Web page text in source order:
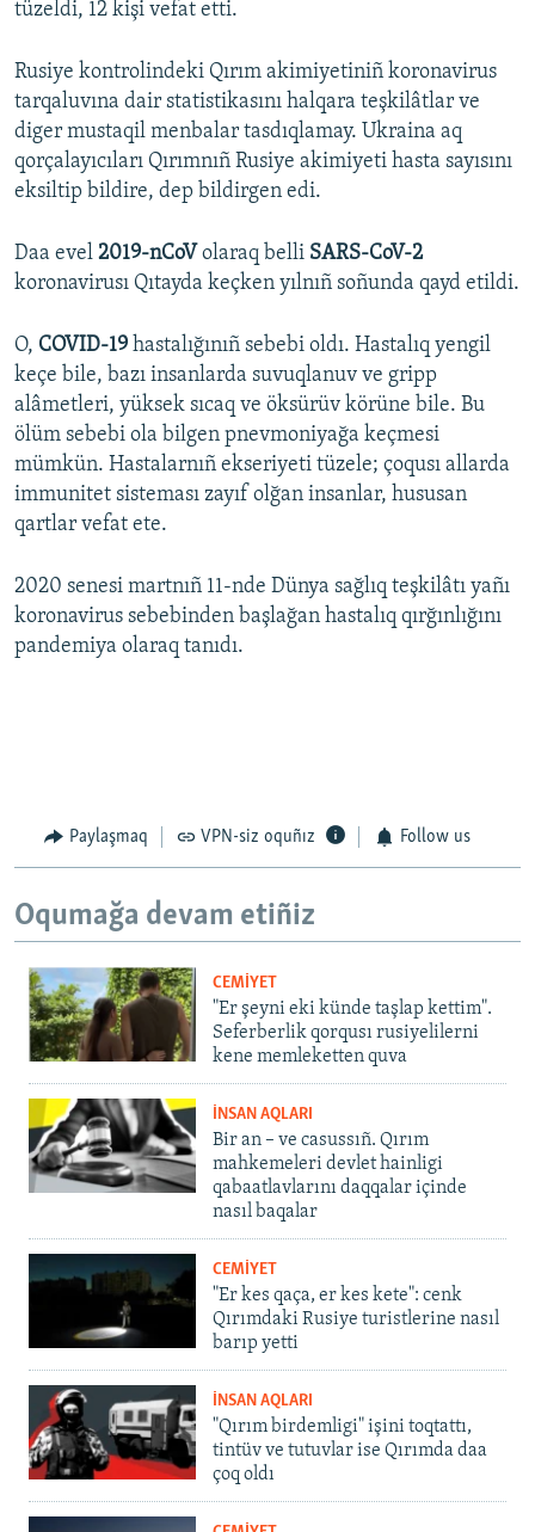
tüzeldi, 12 kişi vefat etti.
Rusiye kontrolindeki Qırım akimiyetiniñ koronavirus
tarqaluvına dair statistikasını halqara teşkilâtlar ve
diger mustaqil menbalar tasdıqlamay. Ukraina aq
qorçalayıcıları Qırımnıñ Rusiye akimiyeti hasta sayısını
eksiltip bildire, dep bildirgen edi.
Daa evel 2019-nCoV olaraq belli SARS-CoV-2
koronavirusı Qıtayda keçken yılnıñ soñunda qayd etildi.
O, COVID-19 hastalığınıñ sebebi oldı. Hastalıq yengil
keçe bile, bazı insanlarda suvuqlanuv ve gripp
alâmetleri, yüksek sıcaq ve öksürüv körüne bile. Bu
ölüm sebebi ola bilgen pnevmoniyağa keçmesi
mümkün. Hastalarnıñ ekseriyeti tüzele; çoqusı allarda
immunitet sisteması zayıf olğan insanlar, hususan
qartlar vefat ete.
2020 senesi martnıñ 11-nde Dünya sağlıq teşkilâtı yañı
koronavirus sebebinden başlağan hastalıq qırğınlığını
pandemiya olaraq tanıdı.
Paylaşmaq VPN-siz oquñız Follow us
Oqumağa devam etiñiz
CEMİYET
"Er şeyni eki künde taşlap kettim".
Seferberlik qorqusı rusiyelilerni
kene memleketten quva
İNSAN AQLARI
Bir an – ve casussıñ. Qırım
mahkemeleri devlet hainligi
qabaatlavlarını daqqalar içinde
nasıl baqalar
CEMİYET
"Er kes qaça, er kes kete": cenk
Qırımdaki Rusiye turistlerine nasıl
barıp yetti
İNSAN AQLARI
"Qırım birdemligi" işini toqtattı,
tintüv ve tutuvlar ise Qırımda daa
çoq oldı